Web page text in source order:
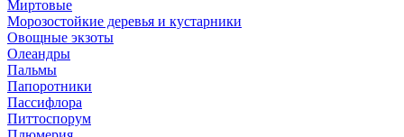
Миртовые
Морозостойкие деревья и кустарники
Овощные экзоты
Олеандры
Пальмы
Папоротники
Пассифлора
Питтоспорум